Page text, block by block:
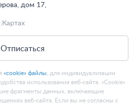
дом 17,
Отписаться
«cookie» файлы , для индивидуализации
использования веб-сайта. «Cookie»
фрагменты данных, включающие
веб-сайта. Если вы не согласны с